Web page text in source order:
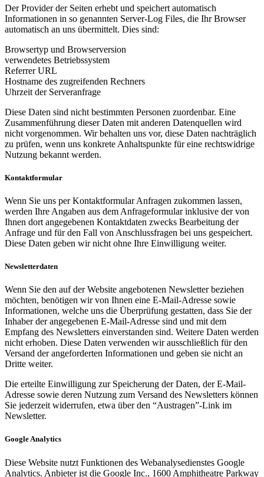
Der Provider der Seiten erhebt und speichert automatisch
Informationen in so genannten Server-Log Files, die Ihr Browser
automatisch an uns übermittelt. Dies sind:
Browsertyp und Browserversion
verwendetes Betriebssystem
Referrer URL
Hostname des zugreifenden Rechners
Uhrzeit der Serveranfrage
Diese Daten sind nicht bestimmten Personen zuordenbar. Eine
Zusammenführung dieser Daten mit anderen Datenquellen wird
nicht vorgenommen. Wir behalten uns vor, diese Daten nachträglich
zu prüfen, wenn uns konkrete Anhaltspunkte für eine rechtswidrige
Nutzung bekannt werden.
Kontaktformular
Wenn Sie uns per Kontaktformular Anfragen zukommen lassen,
werden Ihre Angaben aus dem Anfrageformular inklusive der von
Ihnen dort angegebenen Kontaktdaten zwecks Bearbeitung der
Anfrage und für den Fall von Anschlussfragen bei uns gespeichert.
Diese Daten geben wir nicht ohne Ihre Einwilligung weiter.
Newsletterdaten
Wenn Sie den auf der Website angebotenen Newsletter beziehen
möchten, benötigen wir von Ihnen eine E-Mail-Adresse sowie
Informationen, welche uns die Überprüfung gestatten, dass Sie der
Inhaber der angegebenen E-Mail-Adresse sind und mit dem
Empfang des Newsletters einverstanden sind. Weitere Daten werden
nicht erhoben. Diese Daten verwenden wir ausschließlich für den
Versand der angeforderten Informationen und geben sie nicht an
Dritte weiter.
Die erteilte Einwilligung zur Speicherung der Daten, der E-Mail-
Adresse sowie deren Nutzung zum Versand des Newsletters können
Sie jederzeit widerrufen, etwa über den “Austragen”-Link im
Newsletter.
Google Analytics
Diese Website nutzt Funktionen des Webanalysedienstes Google
Analytics. Anbieter ist die Google Inc., 1600 Amphitheatre Parkway